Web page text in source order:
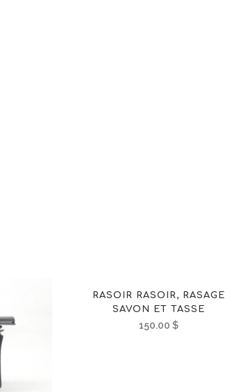
RASOIR RASOIR, RASAGE
SAVON ET TASSE
150.00 $